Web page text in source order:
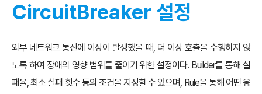
CircuitBreaker 설정
외부 네트워크 통신에 이상이 발생했을 때, 더 이상 호출을 수행하지 않
도록 하여 장애의 영향 범위를 줄이기 위한 설정이다. Builder를 통해 실
패율, 최소 실패 횟수 등의 조건을 지정할 수 있으며, Rule을 통해 어떤 응